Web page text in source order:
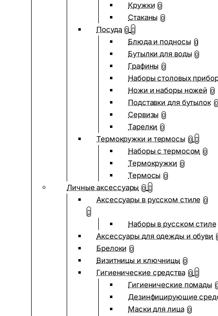
Кружки 0
Стаканы 0
Посуда 0
Блюда и подносы 0
Бутылки для воды 0
Графины 0
Наборы столовых
Ножи и наборы ножей 0
Подставки для бутылок 0
Сервизы 0
Тарелки 0
Термокружки и термосы 0
Наборы с термосом 0
Термокружки 0
Термосы 0
Личные аксессуары 0
Аксессуары в русском стиле 0
Наборы в русском стиле
Аксессуары для одежды и обуви
Брелоки 0
Визитницы и ключницы 0
Гигиенические средства 0
Гигиенические помады
Дезинфицирующие
Маски для лица 0